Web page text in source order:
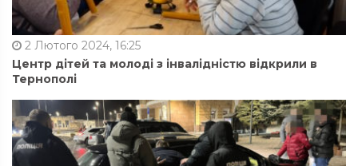
2 Лютого 2024, 16:25
Центр дітей та молоді з інвалідністю відкрили в
Тернополі